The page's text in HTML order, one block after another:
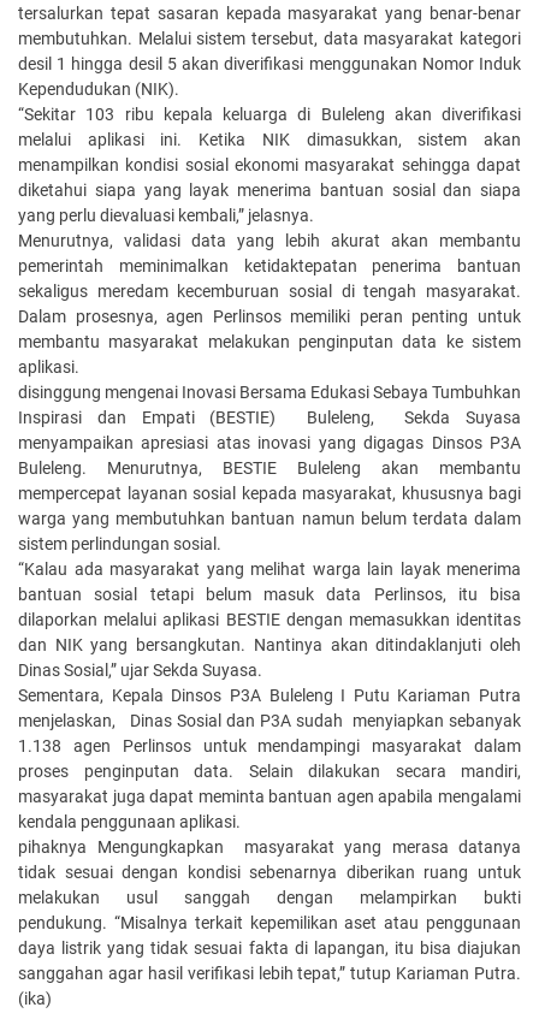
tersalurkan tepat sasaran kepada masyarakat yang benar-benar
membutuhkan. Melalui sistem tersebut, data masyarakat kategori
desil 1 hingga desil 5 akan diverifikasi menggunakan Nomor Induk
Kependudukan (NIK).
“Sekitar 103 ribu kepala keluarga di Buleleng akan diverifikasi
melalui aplikasi ini. Ketika NIK dimasukkan, sistem akan
menampilkan kondisi sosial ekonomi masyarakat sehingga dapat
diketahui siapa yang layak menerima bantuan sosial dan siapa
yang perlu dievaluasi kembali,” jelasnya.
Menurutnya, validasi data yang lebih akurat akan membantu
pemerintah meminimalkan ketidaktepatan penerima bantuan
sekaligus meredam kecemburuan sosial di tengah masyarakat.
Dalam prosesnya, agen Perlinsos memiliki peran penting untuk
membantu masyarakat melakukan penginputan data ke sistem
aplikasi.
disinggung mengenai Inovasi Bersama Edukasi Sebaya Tumbuhkan
Inspirasi dan Empati (BESTIE) Buleleng, Sekda Suyasa
menyampaikan apresiasi atas inovasi yang digagas Dinsos P3A
Buleleng. Menurutnya, BESTIE Buleleng akan membantu
mempercepat layanan sosial kepada masyarakat, khususnya bagi
warga yang membutuhkan bantuan namun belum terdata dalam
sistem perlindungan sosial.
“Kalau ada masyarakat yang melihat warga lain layak menerima
bantuan sosial tetapi belum masuk data Perlinsos, itu bisa
dilaporkan melalui aplikasi BESTIE dengan memasukkan identitas
dan NIK yang bersangkutan. Nantinya akan ditindaklanjuti oleh
Dinas Sosial,” ujar Sekda Suyasa.
Sementara, Kepala Dinsos P3A Buleleng I Putu Kariaman Putra
menjelaskan, Dinas Sosial dan P3A sudah menyiapkan sebanyak
1.138 agen Perlinsos untuk mendampingi masyarakat dalam
proses penginputan data. Selain dilakukan secara mandiri,
masyarakat juga dapat meminta bantuan agen apabila mengalami
kendala penggunaan aplikasi.
pihaknya Mengungkapkan masyarakat yang merasa datanya
tidak sesuai dengan kondisi sebenarnya diberikan ruang untuk
melakukan usul sanggah dengan melampirkan bukti
pendukung. “Misalnya terkait kepemilikan aset atau penggunaan
daya listrik yang tidak sesuai fakta di lapangan, itu bisa diajukan
sanggahan agar hasil verifikasi lebih tepat,” tutup Kariaman Putra.
(ika)